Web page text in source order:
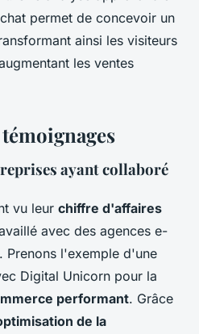
permet de concevoir un
ainsi les visiteurs
les ventes
ayant collaboré
vu leur chiffre d'affaires
avec des agences e-
. Prenons l'exemple d'une
Digital Unicorn pour la
performant. Grâce
de la